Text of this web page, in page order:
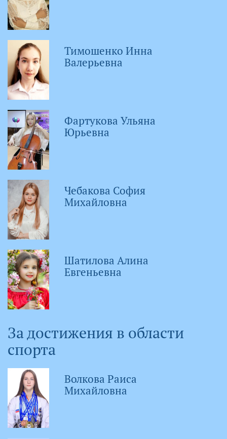
Тимошенко Инна
Валерьевна
Фартукова Ульяна
Юрьевна
Чебакова София
Михайловна
Шатилова Алина
Евгеньевна
За достижения в области
спорта
Волкова Раиса
Михайловна